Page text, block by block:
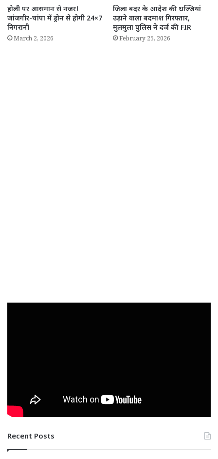
होली पर आसमान से नजर!
जांजगीर-चांपा में ड्रोन से होगी 24×7
निगरानी
March 2, 2026
जिला बदर के आदेश की धज्जियां
उड़ाने वाला बदमाश गिरफ्तार,
मुलमुला पुलिस ने दर्ज की FIR
February 25, 2026
Recent Posts